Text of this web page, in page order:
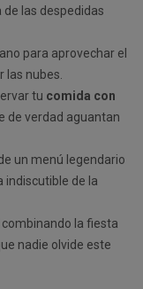
las despedidas
para aprovechar el
las nubes.
tu comida con
de verdad aguantan
un menú legendario
indiscutible de la
la fiesta
nadie olvide este